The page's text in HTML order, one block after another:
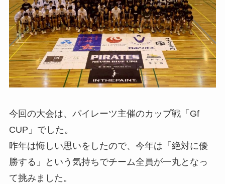
今回の大会は、パイレーツ主催のカップ戦「Gf
CUP」でした。
昨年は悔しい思いをしたので、今年は「絶対に優
勝する」という気持ちでチーム全員が一丸となっ
て挑みました。